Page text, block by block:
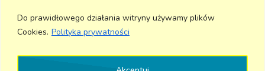
Do prawidłowego działania witryny używamy plików
Cookies. Polityka prywatności
info@aktivmed24.pl